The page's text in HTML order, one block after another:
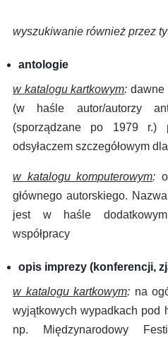
wyszukiwanie również przez
antologie
w katalogu kartkowym:dawne
(w haśle autor/autorzy
(sporządzane po 1979 r.)
odsyłaczem szczegółowym
w katalogu komputerowym:
głównego autorskiego.
jest w haśle
współpracy
opis imprezy (konferencji,
w katalogu kartkowym: na
wyjątkowych wypadkach pod
np. Międzynarodowy